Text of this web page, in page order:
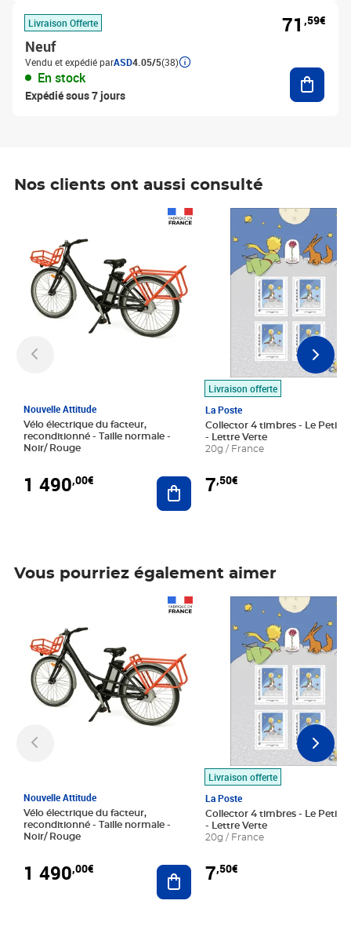
Livraison Offerte
Neuf
Vendu et expédié parASD4.05/5(38)
En stock
Expédié sous 7 jours
71 ,59€
Nos clients ont aussi consulté
Nouvelle Attitude
Vélo électrique du facteur,
reconditionné - Taille normale -
Noir/ Rouge
1 490,00€ Ajouter au panier
Livraison offerte
La Poste
Collector 4 timbres - Le Petit
- Lettre Verte
20g / France
7,50€
Prix 7,50€
Vous pourriez également aimer
Nouvelle Attitude
Vélo électrique du facteur,
reconditionné - Taille normale -
Noir/ Rouge
1 490,00€ Ajouter au panier
Livraison offerte
La Poste
Collector 4 timbres - Le Petit
- Lettre Verte
20g / France
7,50€
Prix 7,50€